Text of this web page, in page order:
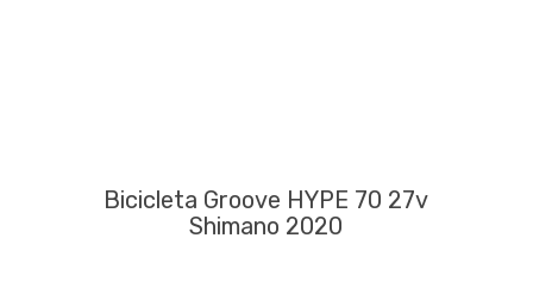
Bicicleta Groove HYPE 70 27v
Shimano 2020